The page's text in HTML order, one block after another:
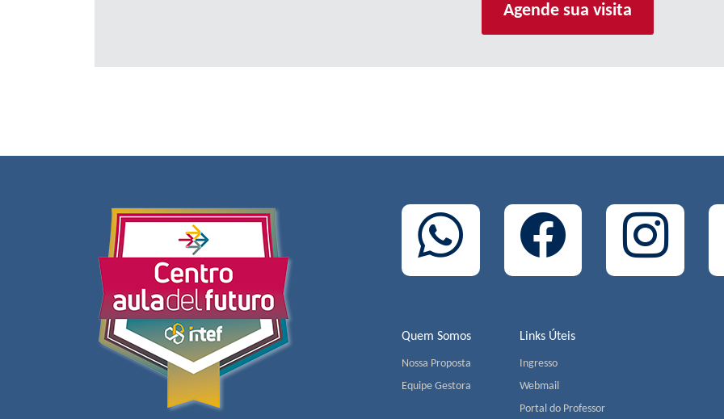
Agende sua visita
Quem Somos
Nossa Proposta
Equipe Gestora
Links Úteis
Ingresso
Webmail
Portal do Professor